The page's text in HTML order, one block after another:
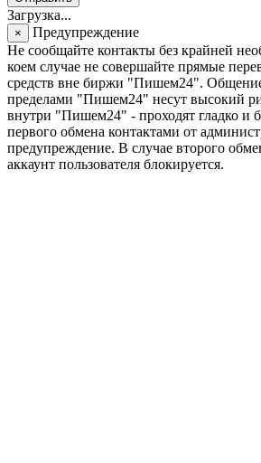
Загрузка...
×
Предупреждение
Не сообщайте контакты без крайней
коем случае не совершайте прямые
средств вне биржи "Пишем24". Общение
пределами "Пишем24" несут высокий
внутри "Пишем24" - проходят гладко и
первого обмена контактами от
предупреждение. В случае второго
аккаунт пользователя блокируется.